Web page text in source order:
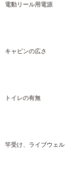
電動リール用電源
キャビンの広さ
トイレの有無
竿受け、ライブウェル